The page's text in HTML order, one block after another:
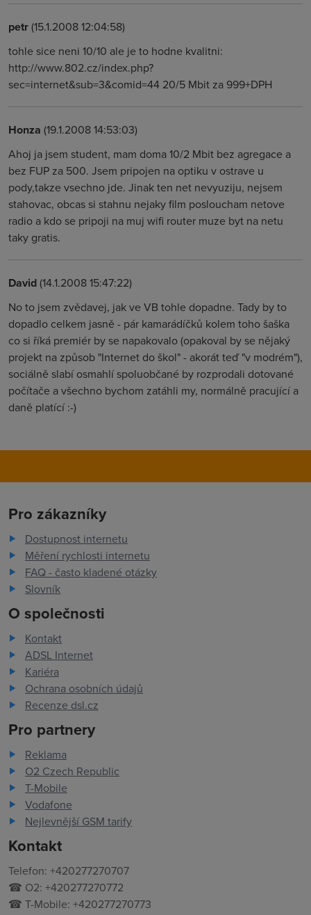
petr(15.1.2008 12:04:58)
tohle sice neni 10/10 ale je to hodne kvalitni:
http://www.802.cz/index.php?
sec=internet&sub=3&comid=44 20/5 Mbit za 999+DPH
Honza (19.1.2008 14:53:03)
Ahoj ja jsem student, mam doma 10/2 Mbit bez agregace a
bez FUP za 500. Jsem pripojen na optiku v ostrave u
pody,takze vsechno jde. Jinak ten net nevyuziju, nejsem
stahovac, obcas si stahnu nejaky film posloucham netove
radio a kdo se pripoji na muj wifi router muze byt na netu
taky gratis.
David(14.1.2008 15:47:22)
No to jsem zvědavej, jak ve VB tohle dopadne. Tady by to
dopadlo celkem jasně - pár kamarádíčků kolem toho šaška
co si říká premiér by se napakovalo (opakoval by se nějaký
projekt na způsob "Internet do škol" - akorát teď "v modrém"),
sociálně slabí osmahlí spoluobčané by rozprodali dotované
počítače a všechno bychom zatáhli my, normálně pracující a
daně platící :-)
Pro zákazníky
Dostupnost internetu
Měření rychlosti internetu
FAQ - často kladené otázky
Slovník
O společnosti
Kontakt
ADSL Internet
Kariéra
Ochrana osobních údajů
Recenze dsl.cz
Pro partnery
Reklama
O2 Czech Republic
T-Mobile
Vodafone
Nejlevnější GSM tarify
Kontakt
Telefon: +420277270707
☎ O2: +420277270772
☎ T-Mobile: +420277270773